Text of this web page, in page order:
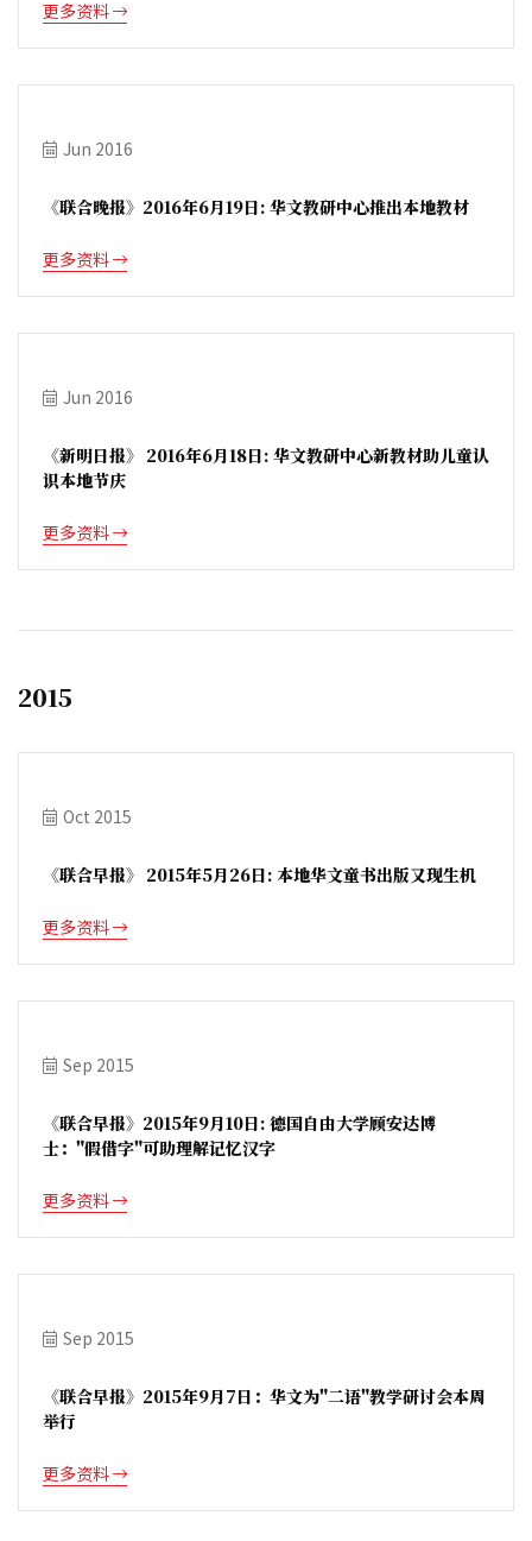
更多资料
Jun 2016
《联合晚报》2016年6月19日: 华文教研中心推出本地教材
更多资料
Jun 2016
《新明日报》 2016年6月18日: 华文教研中心新教材助儿童认
识本地节庆
更多资料
2015
Oct 2015
《联合早报》 2015年5月26日: 本地华文童书出版又现生机
更多资料
Sep 2015
《联合早报》2015年9月10日: 德国自由大学顾安达博
士："假借字"可助理解记忆汉字
更多资料
Sep 2015
《联合早报》2015年9月7日：华文为"二语"教学研讨会本周
举行
更多资料